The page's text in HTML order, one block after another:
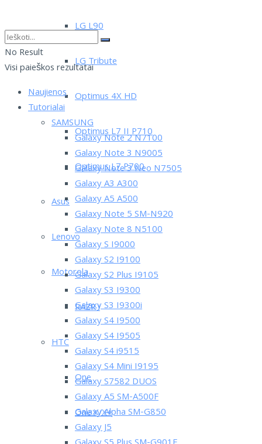
LG L90
LG Tribute
Optimus 4X HD
Optimus L7 II P710
Optimus L7 P700
Asus
Lenovo
Motorola
RAZR i
HTC
One
One X/X+
No Result
Visi paieškos rezultatai
Naujienos
Tutorialai
SAMSUNG
Galaxy Note 2 N7100
Galaxy Note 3 N9005
Galaxy Note 3 Neo N7505
Galaxy A3 A300
Galaxy A5 A500
Galaxy Note 5 SM-N920
Galaxy Note 8 N5100
Galaxy S I9000
Galaxy S2 I9100
Galaxy S2 Plus I9105
Galaxy S3 I9300
Galaxy S3 I9300i
Galaxy S4 I9500
Galaxy S4 I9505
Galaxy S4 i9515
Galaxy S4 Mini I9195
Galaxy S7582 DUOS
Galaxy A5 SM-A500F
Galaxy Alpha SM-G850
Galaxy J5